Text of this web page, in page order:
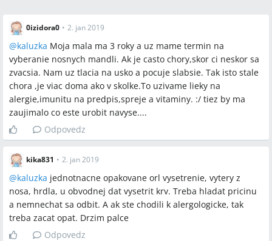
0izidora0 • 2. jan 2019
@kaluzka Moja mala ma 3 roky a uz mame termin na
vyberanie nosnych mandli. Ak je casto chory,skor ci neskor sa
zvacsia. Nam uz tlacia na usko a pocuje slabsie. Tak isto stale
chora ,je viac doma ako v skolke.To uzivame lieky na
alergie,imunitu na predpis,spreje a vitaminy. :/ tiez by ma
zaujimalo co este urobit navyse....
Odpovedz
kika831 • 2. jan 2019
@kaluzka jednotnacne opakovane orl vysetrenie, vytery z
nosa, hrdla, u obvodnej dat vysetrit krv. Treba hladat pricinu
a nemnechat sa odbit. A ak ste chodili k alergologicke, tak
treba zacat opat. Drzim palce
Odpovedz